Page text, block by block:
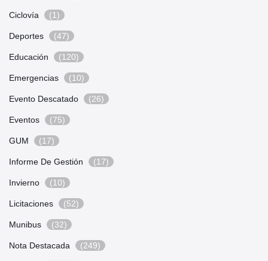
Ciclovía (1)
Deportes (47)
Educación (120)
Emergencias (10)
Evento Descatado (26)
Eventos (75)
GUM (17)
Informe De Gestión (17)
Invierno (10)
Licitaciones (52)
Munibus (32)
Nota Destacada (249)